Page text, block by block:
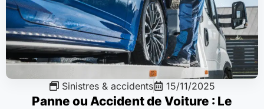
Sinistres & accidents 15/11/2025
Panne ou Accident de Voiture : Le